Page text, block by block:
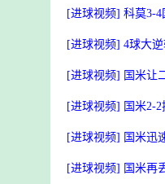
[进球视频] 科莫3-4
[进球视频] 4球大
[进球视频] 国米让
[进球视频] 国米2-
[进球视频] 国米迅
[进球视频] 国米再